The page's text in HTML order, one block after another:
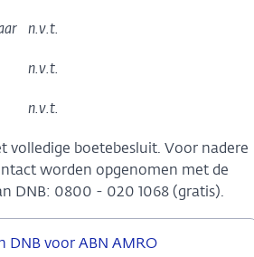
n.v.t.
n.v.t.
n.v.t.
volledige boetebesluit. Voor nadere
worden opgenomen met de
DNB: 0800 - 020 1068 (gratis).
DNB voor ABN AMRO